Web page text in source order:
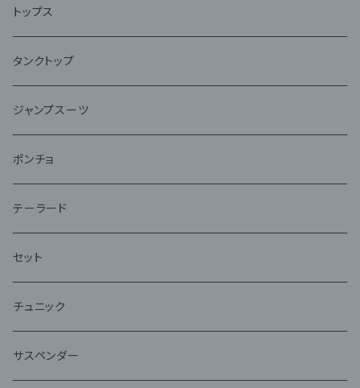
トップス
タンクトップ
ジャンプスーツ
ポンチョ
テーラード
セット
チュニック
サスペンダー